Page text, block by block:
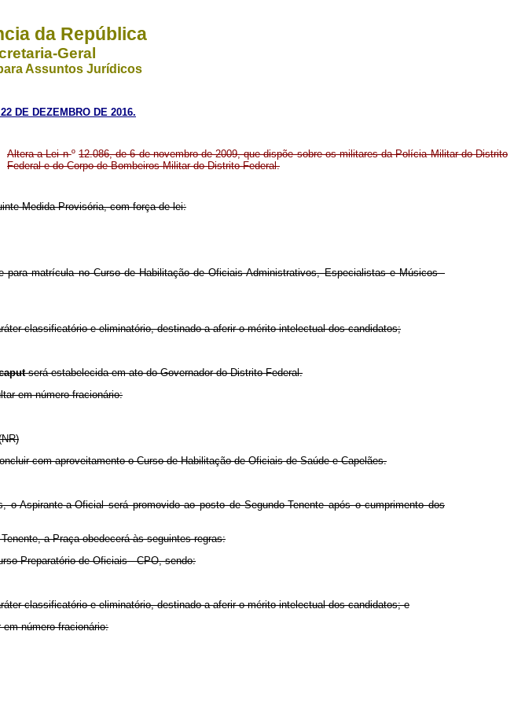
da República
Geral
Assuntos Jurídicos
DE DEZEMBRO DE 2016.
Altera a Lei nº 12.086, de 6 de novembro de 2009, que dispõe sobre os militares da Polícia Militar do Distrito
Federal e do Corpo de Bombeiros Militar do Distrito Federal.
Medida Provisória, com força de lei:
matrícula no Curso de Habilitação de Oficiais Administrativos, Especialistas e Músicos -
classificatório e eliminatório, destinado a aferir o mérito intelectual dos candidatos;
será estabelecida em ato do Governador do Distrito Federal.
em número fracionário:
com aproveitamento o Curso de Habilitação de Oficiais de Saúde e Capelães.
Aspirante-a-Oficial será promovido ao posto de Segundo-Tenente após o cumprimento dos
a Praça obedecerá às seguintes regras:
Preparatório de Oficiais - CPO, sendo:
classificatório e eliminatório, destinado a aferir o mérito intelectual dos candidatos; e
em número fracionário: